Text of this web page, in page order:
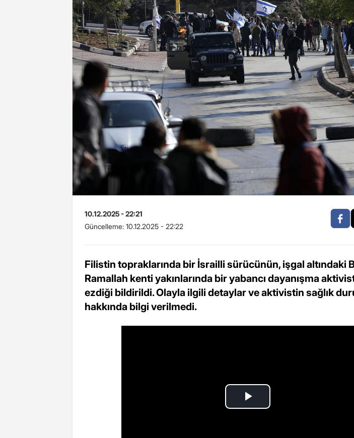
10.12.2025 - 22:21
Güncelleme: 10.12.2025 - 22:22
Filistin topraklarında bir İsrailli sürücünün, işgal altındaki
Ramallah kenti yakınlarında bir yabancı dayanışma
ezdiği bildirildi. Olayla ilgili detaylar ve aktivistin sağlık
hakkında bilgi verilmedi.